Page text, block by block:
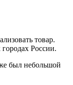
товар.
России.
был небольшой